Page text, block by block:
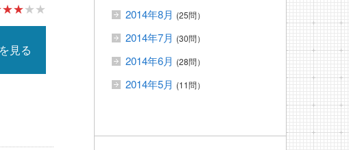
★★★★
見る
2014年8月 (25問）
2014年7月 (30問）
2014年6月 (28問）
2014年5月 (11問）